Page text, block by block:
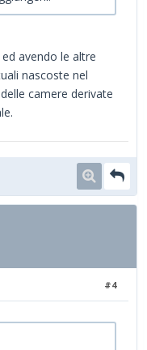
avendo le altre
nascoste nel
camere derivate
#4